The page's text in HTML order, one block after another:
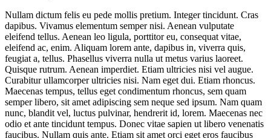
Nullam dictum felis eu pede mollis pretium. Integer tincidunt. Cras
dapibus. Vivamus elementum semper nisi. Aenean vulputate
eleifend tellus. Aenean leo ligula, porttitor eu, consequat vitae,
eleifend ac, enim. Aliquam lorem ante, dapibus in, viverra quis,
feugiat a, tellus. Phasellus viverra nulla ut metus varius laoreet.
Quisque rutrum. Aenean imperdiet. Etiam ultricies nisi vel augue.
Curabitur ullamcorper ultricies nisi. Nam eget dui. Etiam rhoncus.
Maecenas tempus, tellus eget condimentum rhoncus, sem quam
semper libero, sit amet adipiscing sem neque sed ipsum. Nam quam
nunc, blandit vel, luctus pulvinar, hendrerit id, lorem. Maecenas nec
odio et ante tincidunt tempus. Donec vitae sapien ut libero venenatis
faucibus. Nullam quis ante. Etiam sit amet orci eget eros faucibus